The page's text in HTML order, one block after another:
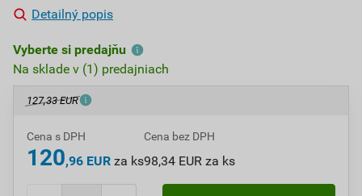
Detailný popis
Vyberte si predajňu
Na sklade v (1) predajniach
127,33 EUR
Cena s DPH
120,96 EUR za ks
Cena bez DPH
98,34 EUR za ks